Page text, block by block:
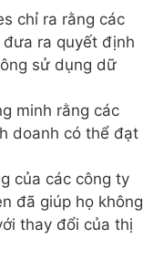
chỉ ra rằng các
ra quyết định
sử dụng dữ
minh rằng các
doanh có thể đạt
của các công ty
đã giúp họ không
thay đổi của thị